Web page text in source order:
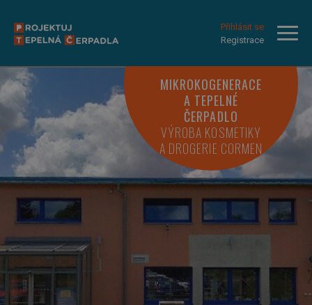
Přihlásit se
Registrace
MIKROKOGENERACE
A TEPELNÉ
ČERPADLO
VÝROBA KOSMETIKY
A DROGERIE CORMEN